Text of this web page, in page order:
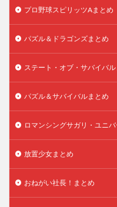
プロ野球スピリッツAまとめ
パズル＆ドラゴンズまとめ
ステート・オブ・サバイバ
パズル＆サバイバルまとめ
ロマンシングサガリ・ユニ
放置少女まとめ
おねがい社長！まとめ